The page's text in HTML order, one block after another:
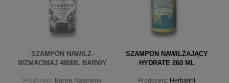
SZAMPON NAWILŻ-
WZMACNIAJ 480ML BARWY
Producent: Barwa Naturalna
SZAMPON NAWILŻAJĄCY
HYDRATE 260 ML
Producent: Herbatint